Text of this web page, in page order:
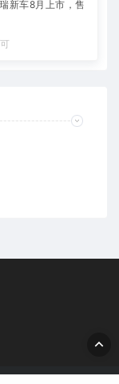
reserved
网站地